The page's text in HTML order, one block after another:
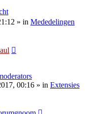
» in Mededelingen
00:16 » in Extensies